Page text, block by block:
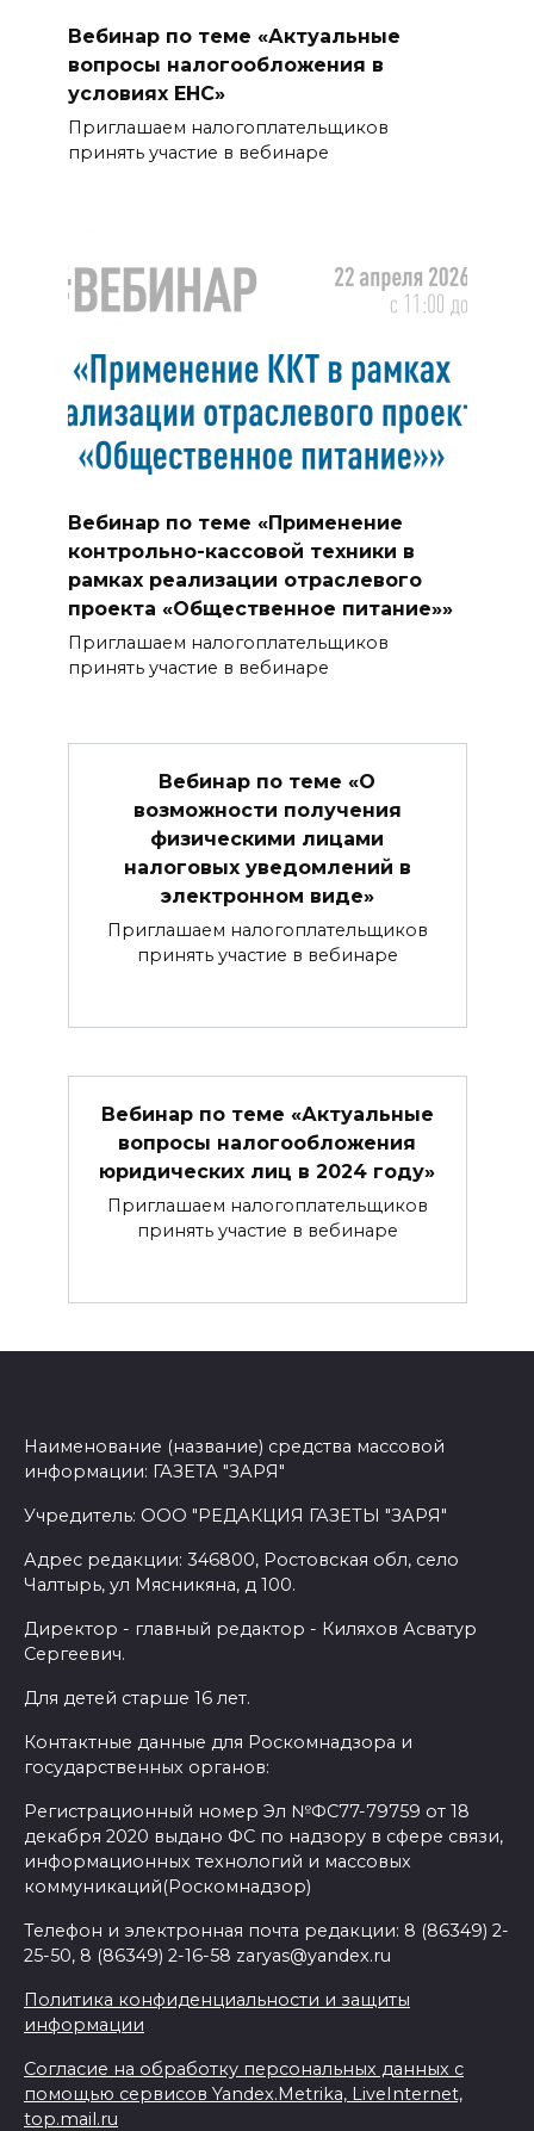
Вебинар по теме «Актуальные
вопросы налогообложения в
условиях ЕНС»
Приглашаем налогоплательщиков
принять участие в вебинаре
Вебинар по теме «Применение
контрольно-кассовой техники в
рамках реализации отраслевого
проекта «Общественное питание»»
Приглашаем налогоплательщиков
принять участие в вебинаре
Вебинар по теме «О
возможности получения
физическими лицами
налоговых уведомлений в
электронном виде»
Приглашаем налогоплательщиков
принять участие в вебинаре
Вебинар по теме «Актуальные
вопросы налогообложения
юридических лиц в 2024 году»
Приглашаем налогоплательщиков
принять участие в вебинаре
Наименование (название) средства массовой
информации: ГАЗЕТА "ЗАРЯ"
Учредитель: ООО "РЕДАКЦИЯ ГАЗЕТЫ "ЗАРЯ"
Адрес редакции: 346800, Ростовская обл, село
Чалтырь, ул Мясникяна, д 100.
Директор - главный редактор - Киляхов Асватур
Сергеевич.
Для детей старше 16 лет.
Контактные данные для Роскомнадзора и
государственных органов:
Регистрационный номер Эл №ФС77-79759 от 18
декабря 2020 выдано ФС по надзору в сфере связи,
информационных технологий и массовых
коммуникаций(Роскомнадзор)
Телефон и электронная почта редакции: 8 (86349) 2-
25-50, 8 (86349) 2-16-58 zaryas@yandex.ru
Политика конфиденциальности и защиты
информации
Согласие на обработку персональных данных с
помощью сервисов Yandex.Metrika, LiveInternet,
top.mail.ru